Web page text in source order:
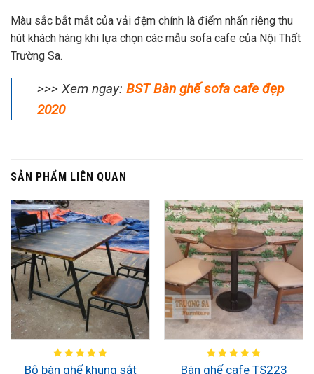
Màu sắc bắt mắt của vải đệm chính là điểm nhấn riêng thu
hút khách hàng khi lựa chọn các mẫu sofa cafe của Nội Thất
Trường Sa.
>>> Xem ngay: BST Bàn ghế sofa cafe đẹp
2020
SẢN PHẨM LIÊN QUAN
Bộ bàn ghế khung sắt
Bàn ghế cafe TS223